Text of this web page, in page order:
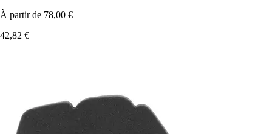
À partir de 78,00 €
42,82 €